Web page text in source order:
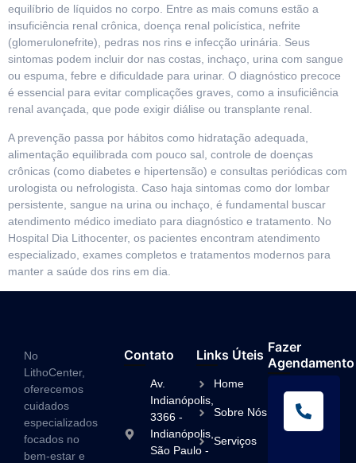
equilíbrio de líquidos no corpo. Entre as mais comuns estão a
insuficiência renal crônica, doença renal policística, nefrite
(glomerulonefrite), pedras nos rins e infecção urinária. Seus
sintomas podem incluir dor nas costas, inchaço, urina com sangue
ou espuma, febre e dificuldade para urinar. O diagnóstico precoce
é essencial para evitar complicações graves, como a insuficiência
renal avançada, que pode exigir diálise ou transplante renal.
A prevenção passa por hábitos como hidratação adequada,
alimentação equilibrada com pouco sal, controle de doenças
crônicas (como diabetes e hipertensão) e consultas periódicas com
urologista ou nefrologista. Caso haja sintomas como dor lombar
persistente, sangue na urina ou inchaço, é fundamental buscar
atendimento médico imediato para diagnóstico e tratamento. No
Hospital Dia Lithocenter, os pacientes encontram atendimento
especializado, exames completos e tratamentos modernos para
manter a saúde dos rins em dia.
No
LithoCenter,
oferecemos
cuidados
especializados
focados no
bem-estar e
Contato
Av.
Indianópolis,
3366 -
Indianópolis,
São Paulo -
Links Úteis
Home
Sobre Nós
Serviços
Fazer
Agendamento